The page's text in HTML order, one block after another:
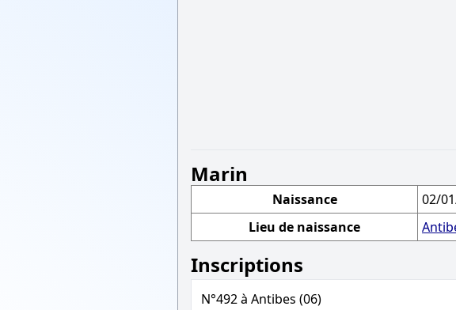
Marin
Naissance
02/
Lieu de naissance
Inscriptions
N°492 à Antibes (06)